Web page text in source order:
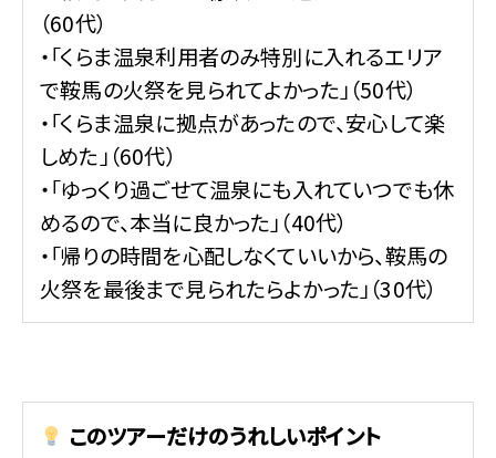
（60代）
・「くらま温泉利用者のみ特別に入れるエリア
で鞍馬の火祭を見られてよかった」（50代）
・「くらま温泉に拠点があったので、安心して楽
しめた」（60代）
・「ゆっくり過ごせて温泉にも入れていつでも休
めるので、本当に良かった」（40代）
・「帰りの時間を心配しなくていいから、鞍馬の
火祭を最後まで見られたらよかった」（30代）
このツアーだけのうれしいポイント